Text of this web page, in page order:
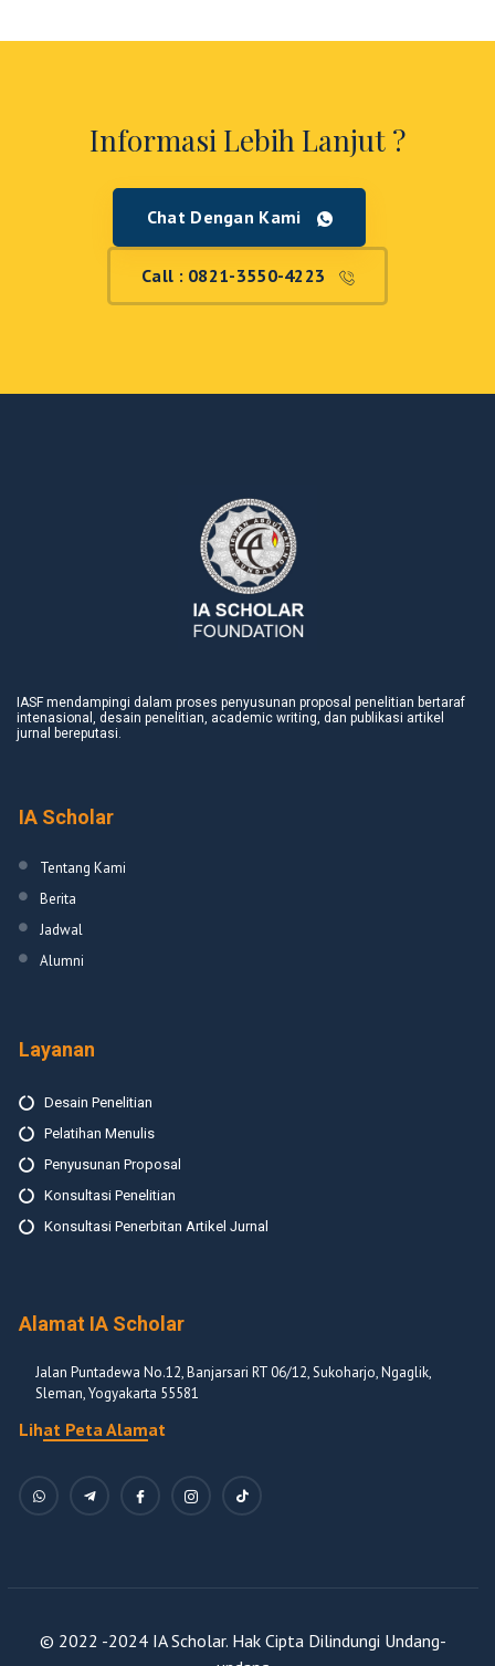
Informasi Lebih Lanjut ?
Chat Dengan Kami
Call : 0821-3550-4223
IASF mendampingi dalam proses penyusunan proposal penelitian bertaraf
intenasional, desain penelitian, academic writing, dan publikasi artikel
jurnal bereputasi.
IA Scholar
Tentang Kami
Berita
Jadwal
Alumni
Layanan
Desain Penelitian
Pelatihan Menulis
Penyusunan Proposal
Konsultasi Penelitian
Konsultasi Penerbitan Artikel Jurnal
Alamat IA Scholar
Jalan Puntadewa No.12, Banjarsari RT 06/12, Sukoharjo, Ngaglik,
Sleman, Yogyakarta 55581
Lihat Peta Alamat
© 2022 -2024 IA Scholar. Hak Cipta Dilindungi Undang-